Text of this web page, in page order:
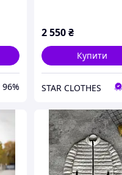
96%
2 550₴
Купити
STAR CLOTHES